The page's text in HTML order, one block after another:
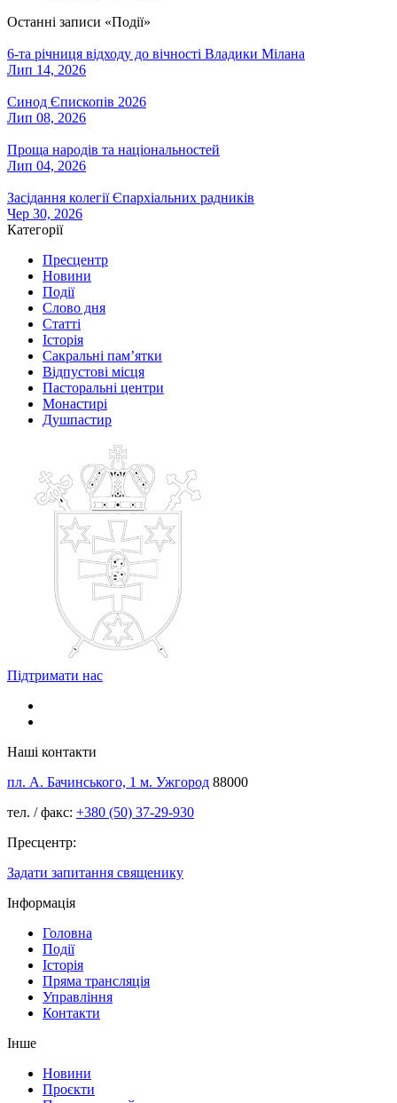
Останні записи «Події»
6-та річниця відходу до вічності Владики Мілана
Лип 14, 2026
Синод Єпископів 2026
Лип 08, 2026
Проща народів та національностей
Лип 04, 2026
Засідання колегії Єпархіальних радників
Чер 30, 2026
Категорії
Пресцентр
Новини
Події
Слово дня
Статті
Історія
Сакральні пам’ятки
Відпустові місця
Пасторальні центри
Монастирі
Душпастир
Підтримати нас
Наші контакти
пл. А. Бачинського, 1 м. Ужгород 88000
тел. / факс: +380 (50) 37-29-930
Пресцентр:
Задати запитання священику
Інформація
Головна
Події
Історія
Пряма трансляція
Управління
Контакти
Інше
Новини
Проєкти